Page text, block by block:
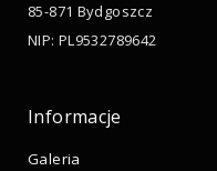
85-871 Bydgoszcz
NIP: PL9532789642
Informacje
Galeria